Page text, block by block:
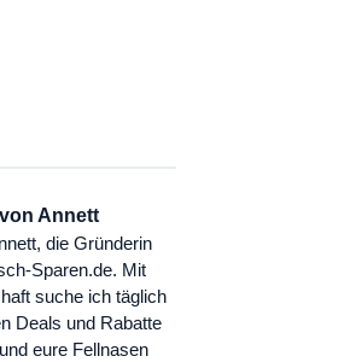
Annett
die Gründerin
Sparen.de. Mit
suche ich täglich
Deals und Rabatte
eure Fellnasen